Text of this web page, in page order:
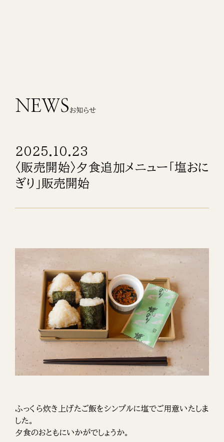
NEWS お知らせ
2025.10.23
〈販売開始〉夕食追加メニュー「塩おに
ぎり」販売開始
ふっくら炊き上げたご飯をシンプルに塩でご用意いたしま
した。
夕食のおともにいかがでしょうか。